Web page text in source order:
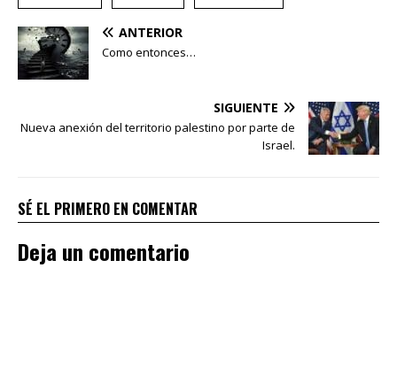
ANTERIOR
Como entonces…
SIGUIENTE
Nueva anexión del territorio palestino por parte de
Israel.
SÉ EL PRIMERO EN COMENTAR
Deja un comentario